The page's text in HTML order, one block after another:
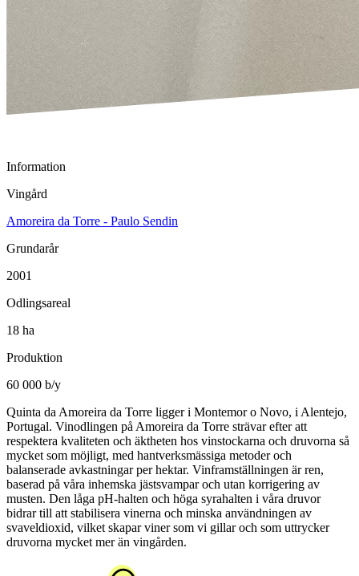
Information
Vingård
Amoreira da Torre - Paulo Sendin
Grundarår
2001
Odlingsareal
18 ha
Produktion
60 000 b/y
Quinta da Amoreira da Torre ligger i Montemor o Novo, i Alentejo,
Portugal. Vinodlingen på Amoreira da Torre strävar efter att
respektera kvaliteten och äktheten hos vinstockarna och druvorna så
mycket som möjligt, med hantverksmässiga metoder och
balanserade avkastningar per hektar. Vinframställningen är ren,
baserad på våra inhemska jästsvampar och utan korrigering av
musten. Den låga pH-halten och höga syrahalten i våra druvor
bidrar till att stabilisera vinerna och minska användningen av
svaveldioxid, vilket skapar viner som vi gillar och som uttrycker
druvorna mycket mer än vingården.